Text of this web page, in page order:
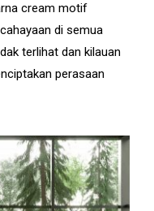
cream motif
di semua
terlihat dan kilauan
perasaan